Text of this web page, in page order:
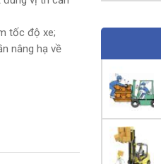
tốc độ xe;
nâng hạ về